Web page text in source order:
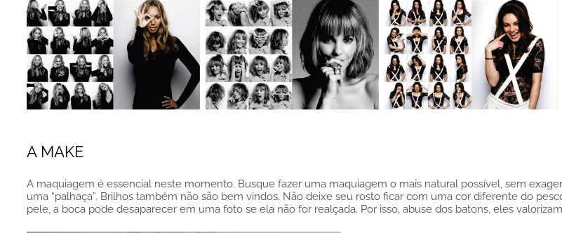
A MAKE
A maquiagem é essencial neste momento. Busque fazer uma maquiagem o mais natural possível, sem
uma “palhaça”. Brilhos também não são bem vindos. Não deixe seu rosto ficar com uma cor diferente do
pele, a boca pode desaparecer em uma foto se ela não for realçada. Por isso, abuse dos batons, eles